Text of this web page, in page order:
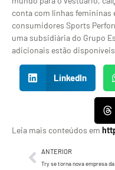
conta com linhas femininas
consumidores Sports
uma subsidiária do Grupo
adicionais estão
LinkedIn
Leia mais conteúdos em
ANTERIOR